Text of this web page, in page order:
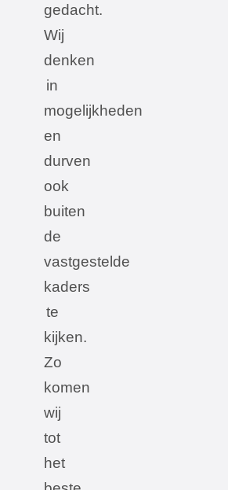
gedacht.
Wij
denken
in
mogelijkheden
en
durven
ook
buiten
de
vastgestelde
kaders
te
kijken.
Zo
komen
wij
tot
het